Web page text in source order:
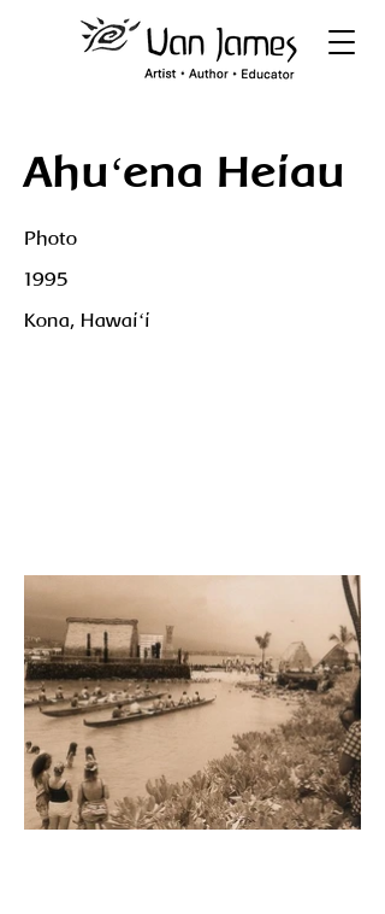
Ahuʻena Heiau
Photo
1995
Kona, Hawaiʻi